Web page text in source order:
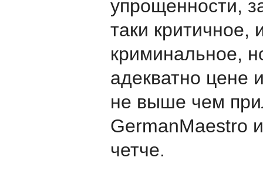
упрощенности,
таки критичное,
криминальное,
адекватно цене
не выше чем
GermanMaestro
четче.